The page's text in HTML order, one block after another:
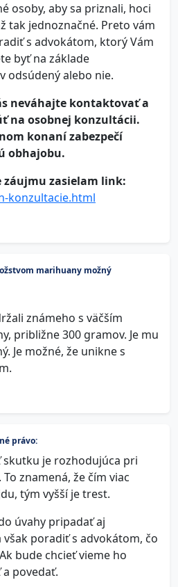
osoby, aby sa priznali, hoci
tak jednoznačné. Preto vám
s advokátom, ktorý Vám
byť na základe
odsúdený alebo nie.
neváhajte kontaktovať a
na osobnej konzultácii.
konaní zabezpečí
obhajobu.
záujmu zasielam link:
konzultacie.html
marihuany možný
známeho s väčším
približne 300 gramov. Je mu
Je možné, že unikne s
právo:
skutku je rozhodujúca pri
znamená, že čím viac
tým vyšší je trest.
úvahy pripadať aj
poradiť s advokátom, čo
bude chcieť vieme ho
povedať.